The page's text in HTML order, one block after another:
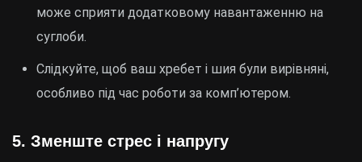
може сприяти додатковому навантаженню на
суглоби.
Слідкуйте, щоб ваш хребет і шия були вирівняні,
особливо під час роботи за комп’ютером.
5. Зменште стрес і напругу